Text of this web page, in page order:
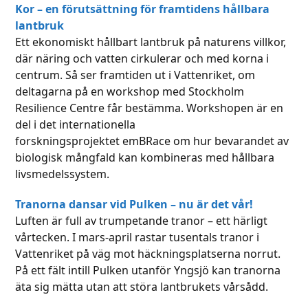
Kor – en förutsättning för framtidens hållbara
lantbruk
Ett ekonomiskt hållbart lantbruk på naturens villkor,
där näring och vatten cirkulerar och med korna i
centrum. Så ser framtiden ut i Vattenriket, om
deltagarna på en workshop med Stockholm
Resilience Centre får bestämma. Workshopen är en
del i det internationella
forskningsprojektet emBRace om hur bevarandet av
biologisk mångfald kan kombineras med hållbara
livsmedelssystem.
Tranorna dansar vid Pulken – nu är det vår!
Luften är full av trumpetande tranor – ett härligt
vårtecken. I mars-april rastar tusentals tranor i
Vattenriket på väg mot häckningsplatserna norrut.
På ett fält intill Pulken utanför Yngsjö kan tranorna
äta sig mätta utan att störa lantbrukets vårsådd.